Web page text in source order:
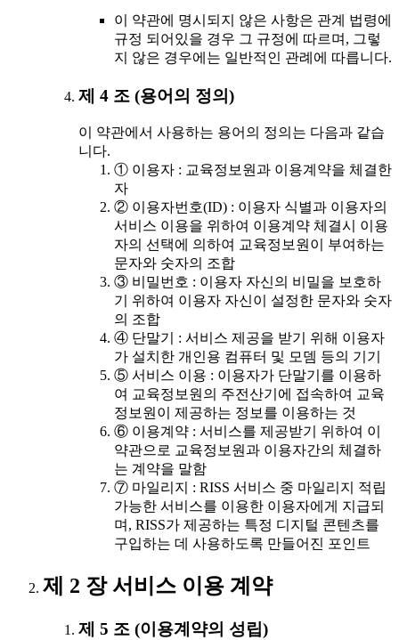
이 약관에 명시되지 않은 사항은 관계 법령에
규정 되어있을 경우 그 규정에 따르며, 그렇
지 않은 경우에는 일반적인 관례에 따릅니다.
제 4 조 (용어의 정의)
이 약관에서 사용하는 용어의 정의는 다음과 같습
니다.
① 이용자 : 교육정보원과 이용계약을 체결한
자
② 이용자번호(ID) : 이용자 식별과 이용자의
서비스 이용을 위하여 이용계약 체결시 이용
자의 선택에 의하여 교육정보원이 부여하는
문자와 숫자의 조합
③ 비밀번호 : 이용자 자신의 비밀을 보호하
기 위하여 이용자 자신이 설정한 문자와 숫자
의 조합
④ 단말기 : 서비스 제공을 받기 위해 이용자
가 설치한 개인용 컴퓨터 및 모뎀 등의 기기
⑤ 서비스 이용 : 이용자가 단말기를 이용하
여 교육정보원의 주전산기에 접속하여 교육
정보원이 제공하는 정보를 이용하는 것
⑥ 이용계약 : 서비스를 제공받기 위하여 이
약관으로 교육정보원과 이용자간의 체결하
는 계약을 말함
⑦ 마일리지 : RISS 서비스 중 마일리지 적립
가능한 서비스를 이용한 이용자에게 지급되
며, RISS가 제공하는 특정 디지털 콘텐츠를
구입하는 데 사용하도록 만들어진 포인트
제 2 장 서비스 이용 계약
제 5 조 (이용계약의 성립)